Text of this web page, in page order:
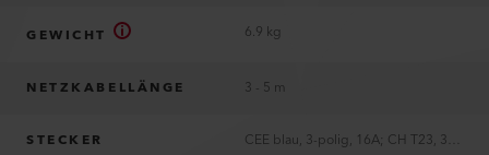
GEWICHT 6.9 kg
NETZKABELLÄNGE 3 - 5 m
STECKER